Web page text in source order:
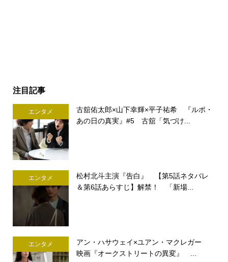
注目記事
エンタメ
古舘佑太郎×山下幸輝×平子祐希 『ルポ・
あの日の真実』#5 古舘「気づけ...
エンタメ
松村北斗主演『告白』 【第5話ネタバレ
＆第6話あらすじ】解禁！ 「新場...
エンタメ
アン・ハサウェイ×ユアン・マクレガー
映画『オークストリートの異変』 ...